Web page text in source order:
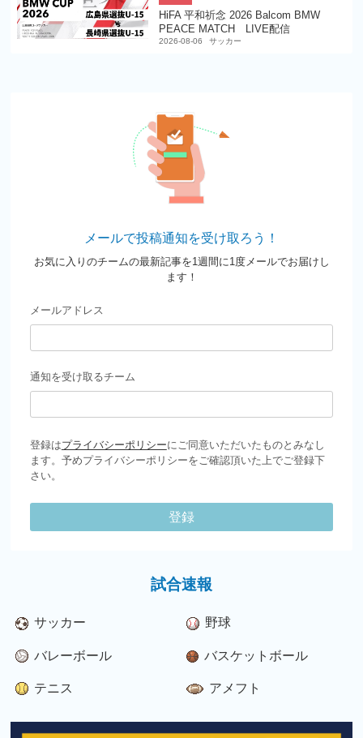
HiFA 平和祈念 2026 Balcom BMW
PEACE MATCH LIVE配信
2026-08-06 サッカー
メールで投稿通知を受け取ろう！
お気に入りのチームの最新記事を1週間に1度メールでお届けし
ます！
メールアドレス
通知を受け取るチーム
登録はプライバシーポリシーにご同意いただいたものとみなし
ます。予めプライバシーポリシーをご確認頂いた上でご登録下
さい。
登録
試合速報
サッカー 野球
バレーボール バスケットボール
テニス アメフト